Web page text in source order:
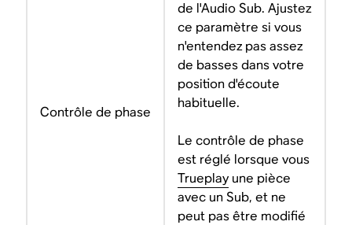
Contrôle de phase
de l'Audio Sub. Ajustez
ce paramètre si vous
n'entendez pas assez
de basses dans votre
position d'écoute
habituelle.
Le contrôle de phase
est réglé lorsque vous
Trueplay une pièce
avec un Sub, et ne
peut pas être modifié